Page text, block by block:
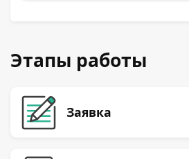
Этапы работы
Заявка